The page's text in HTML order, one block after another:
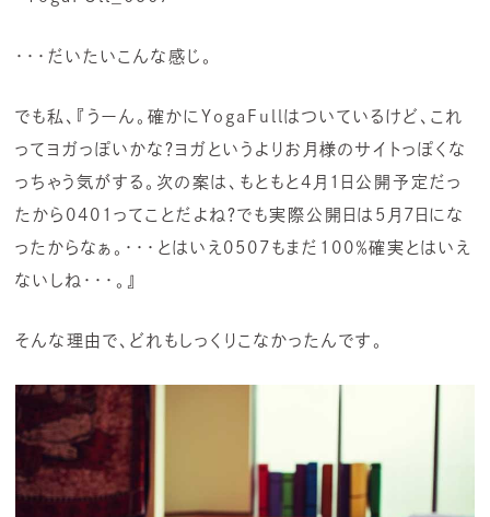
・・・だいたいこんな感じ。
でも私、『うーん。確かにYogaFullはついているけど、これ
ってヨガっぽいかな？ヨガというよりお月様のサイトっぽくな
っちゃう気がする。次の案は、もともと4月1日公開予定だっ
たから0401ってことだよね？でも実際公開日は5月7日にな
ったからなぁ。・・・とはいえ0507もまだ100％確実とはいえ
ないしね・・・。』
そんな理由で、どれもしっくりこなかったんです。